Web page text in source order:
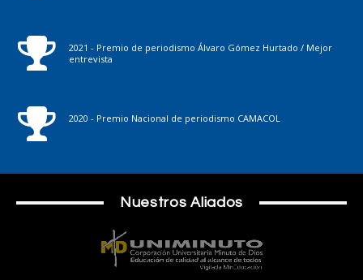
2021 - Premio de periodismo Álvaro Gómez Hurtado / Mejor
entrevista
2020 - Premio Nacional de periodismo CAMACOL
Nuestros Aliados